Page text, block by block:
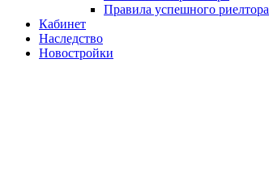
Правила успешного риелтора
Кабинет
Наследство
Новостройки